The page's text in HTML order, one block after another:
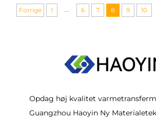
Forrige 1 ... 6 7 8 9 10
Opdag høj kvalitet
Guangzhou Haoyin Ny